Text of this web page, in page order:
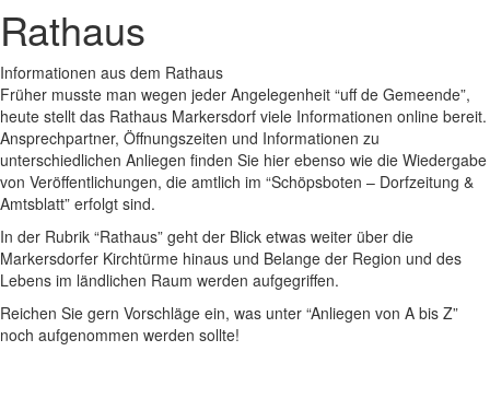
Rathaus
Informationen aus dem Rathaus
Früher musste man wegen jeder Angelegenheit “uff de Gemeende”,
heute stellt das Rathaus Markersdorf viele Informationen online bereit.
Ansprechpartner, Öffnungszeiten und Informationen zu
unterschiedlichen Anliegen finden Sie hier ebenso wie die Wiedergabe
von Veröffentlichungen, die amtlich im “Schöpsboten – Dorfzeitung &
Amtsblatt” erfolgt sind.
In der Rubrik “Rathaus” geht der Blick etwas weiter über die
Markersdorfer Kirchtürme hinaus und Belange der Region und des
Lebens im ländlichen Raum werden aufgegriffen.
Reichen Sie gern Vorschläge ein, was unter “Anliegen von A bis Z”
noch aufgenommen werden sollte!